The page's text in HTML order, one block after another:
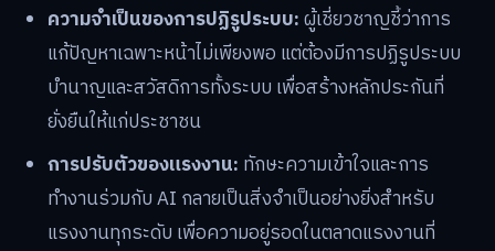
ความจำเป็นของการปฏิรูประบบ:ผู้เชี่ยวชาญชี้ว่าการ
แก้ปัญหาเฉพาะหน้าไม่เพียงพอ แต่ต้องมีการปฏิรูประบบ
บำนาญและสวัสดิการทั้งระบบ เพื่อสร้างหลักประกันที่
ยั่งยืนให้แก่ประชาชน
การปรับตัวของแรงงาน: ทักษะความเข้าใจและการ
ทำงานร่วมกับ AI กลายเป็นสิ่งจำเป็นอย่างยิ่งสำหรับ
แรงงานทุกระดับ เพื่อความอยู่รอดในตลาดแรงงานที่